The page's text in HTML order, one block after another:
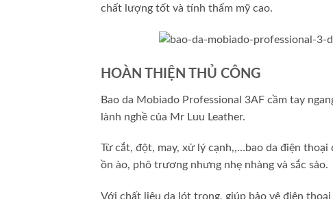
chất lượng tốt và tính thẩm mỹ cao.
HOÀN THIỆN THỦ CÔNG
Bao da Mobiado Professional 3AF cầm tay
lành nghề của Mr Luu Leather.
Từ cắt, đột, may, xử lý cạnh,,…bao da điện
ồn ào, phô trương nhưng nhẹ nhàng và sắc sảo.
Với chất liệu da lót trong, giúp bảo vệ điện